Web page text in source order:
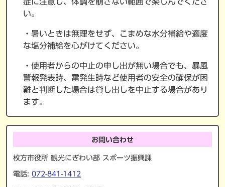
い。
・暑いときは無理をせず、こまめな水分補給や適度
な塩分補給を心がけてください。
・使用者からの中止の申し出が無い場合でも、暴風
警報発表時、雷発生時など使用者の安全の確保が困
難と判断した場合は貸し出しを中止する場合があり
ます。
お問い合わせ
枚方市役所 観光にぎわい部 スポーツ振興課
電話: 072-841-1412